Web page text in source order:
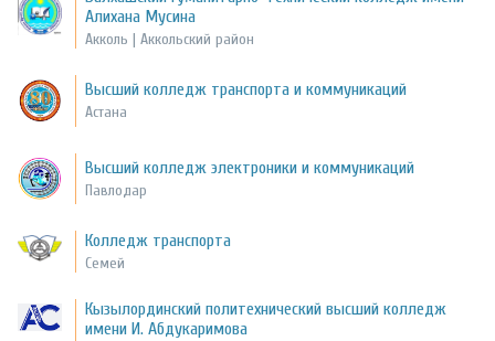
Алихана Мусина
Акколь | Аккольский район
Высший колледж транспорта и коммуникаций
Астана
Высший колледж электроники и коммуникаций
Павлодар
Колледж транспорта
Семей
Кызылординский политехнический высший колледж
имени И. Абдукаримова